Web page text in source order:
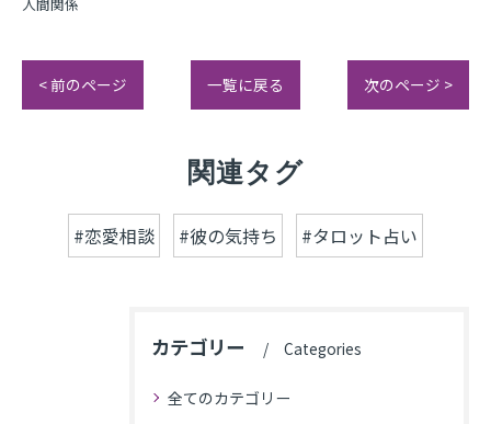
< 前のページ 一覧に戻る 次のページ >
関連タグ
#恋愛相談 #彼の気持ち #タロット占い
カテゴリー Categories
全てのカテゴリー